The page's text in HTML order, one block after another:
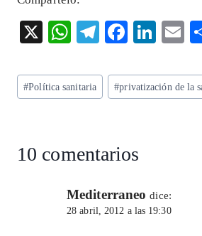
X
W
ts
A
p
T
eg
ra
F
eb
o
k
Li
ke
dI
E
ai
l
Etiquetas
de
#Política sanitaria #privatización de la
10 comentarios
Mediterraneo dice:
28 abril, 2012 a las 19:30